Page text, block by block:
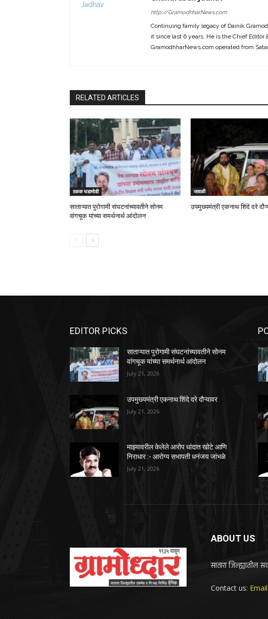
http://GramodhharNews.com
Continuing family legacy of Dainik
it since last 6 years. He is the Chief Editor
GramodhharNews.com operated from
RELATED ARTICLES
ठळक घडामोडी
साताऱ्यात पुरोगामी संघटनांच्यावतीने सोनम
वांगचूक यांच्या समर्थनार्थ आंदोलन
जावळी
उपमुख्यमंत्री एकनाथ शिंदे दरे
EDITOR PICKS
साताऱ्यात पुरोगामी संघटनांच्यावतीने सोनम
वांगचूक यांच्या समर्थनार्थ आंदोलन
July 21, 2026
उपमुख्यमंत्री एकनाथ शिंदे दरे दौऱ्यावर
July 21, 2026
माझ्यावरील केलेले आरोप धांदात खोटे आणि
निराधार :- आरोग्य सभापती धनंजय जांभळे
July 21, 2026
ABOUT US
सातारा जिल्ह्यातील
Contact us: